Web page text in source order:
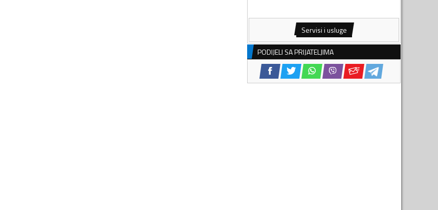
Servisi i usluge
PODIJELI SA PRIJATELJIMA